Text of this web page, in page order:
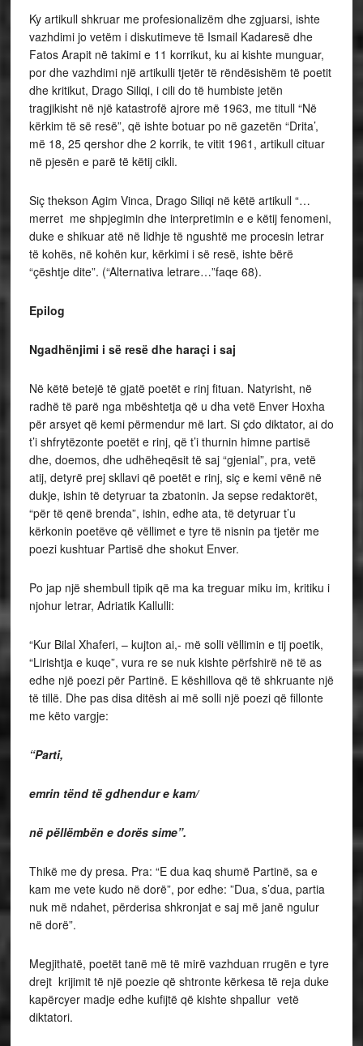
Ky artikull shkruar me profesionalizëm dhe zgjuarsi, ishte
vazhdimi jo vetëm i diskutimeve të Ismail Kadaresë dhe
Fatos Arapit në takimi e 11 korrikut, ku ai kishte munguar,
por dhe vazhdimi një artikulli tjetër të rëndësishëm të poetit
dhe kritikut, Drago Siliqi, i cili do të humbiste jetën
tragjikisht në një katastrofë ajrore më 1963, me titull “Në
kërkim të së resë”, që ishte botuar po në gazetën “Drita’,
më 18, 25 qershor dhe 2 korrik, te vitit 1961, artikull cituar
në pjesën e parë të këtij cikli.
Siç thekson Agim Vinca, Drago Siliqi në këtë artikull “…
merret me shpjegimin dhe interpretimin e e këtij fenomeni,
duke e shikuar atë në lidhje të ngushtë me procesin letrar
të kohës, në kohën kur, kërkimi i së resë, ishte bërë
“çështje dite”. (“Alternativa letrare…”faqe 68).
Epilog
Ngadhënjimi i së resë dhe haraçi i saj
Në këtë betejë të gjatë poetët e rinj fituan. Natyrisht, në
radhë të parë nga mbështetja që u dha vetë Enver Hoxha
për arsyet që kemi përmendur më lart. Si çdo diktator, ai do
t’i shfrytëzonte poetët e rinj, që t’i thurnin himne partisë
dhe, doemos, dhe udhëheqësit të saj “gjenial”, pra, vetë
atij, detyrë prej skllavi që poetët e rinj, siç e kemi vënë në
dukje, ishin të detyruar ta zbatonin. Ja sepse redaktorët,
“për të qenë brenda”, ishin, edhe ata, të detyruar t’u
kërkonin poetëve që vëllimet e tyre të nisnin pa tjetër me
poezi kushtuar Partisë dhe shokut Enver.
Po jap një shembull tipik që ma ka treguar miku im, kritiku i
njohur letrar, Adriatik Kallulli:
“Kur Bilal Xhaferi, – kujton ai,- më solli vëllimin e tij poetik,
“Lirishtja e kuqe”, vura re se nuk kishte përfshirë në të as
edhe një poezi për Partinë. E këshillova që të shkruante një
të tillë. Dhe pas disa ditësh ai më solli një poezi që fillonte
me këto vargje:
“Parti,
emrin tënd të gdhendur e kam/
në pëllëmbën e dorës sime”.
Thikë me dy presa. Pra: “E dua kaq shumë Partinë, sa e
kam me vete kudo në dorë”, por edhe: ”Dua, s’dua, partia
nuk më ndahet, përderisa shkronjat e saj më janë ngulur
në dorë”.
Megjithatë, poetët tanë më të mirë vazhduan rrugën e tyre
drejt krijimit të një poezie që shtronte kërkesa të reja duke
kapërcyer madje edhe kufijtë që kishte shpallur vetë
diktatori.